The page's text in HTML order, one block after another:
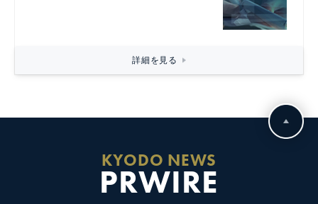
詳細を見る
KYODO NEWS
PRWIRE